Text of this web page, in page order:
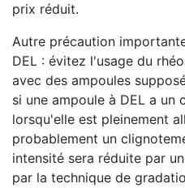
prix réduit.
Autre précaution
DEL : évitez l'usage du
avec des ampoules
si une ampoule à DEL a un
lorsqu'elle est pleinement
probablement un
intensité sera réduite par
par la technique de